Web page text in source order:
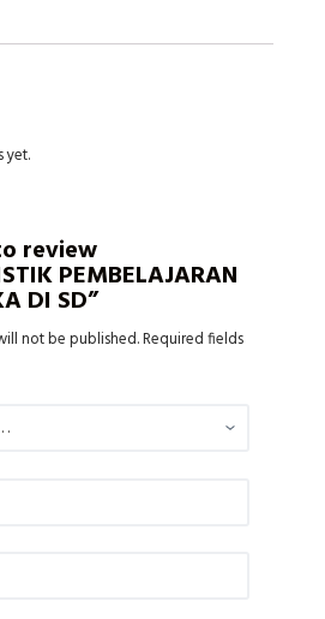
yet.
review
PEMBELAJARAN
DI SD”
not be published.Required fields